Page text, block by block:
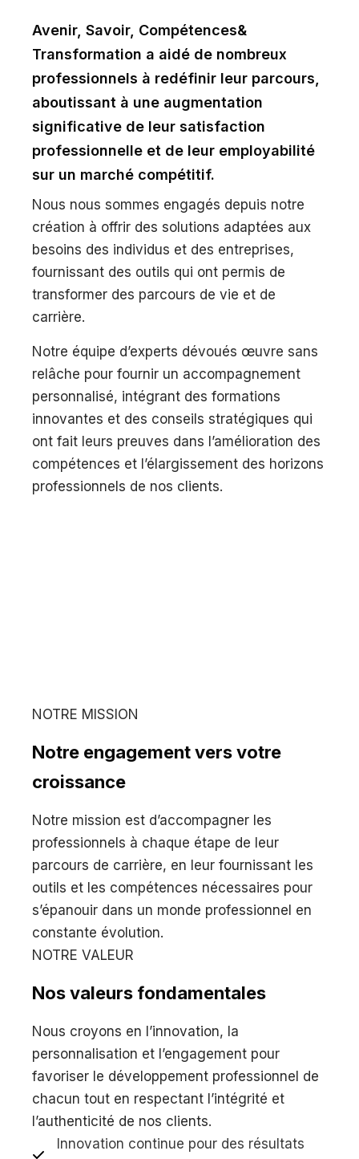
Avenir, Savoir, Compétences&
Transformation a aidé de nombreux
professionnels à redéfinir leur parcours,
aboutissant à une augmentation
significative de leur satisfaction
professionnelle et de leur employabilité
sur un marché compétitif.
Nous nous sommes engagés depuis notre
création à offrir des solutions adaptées aux
besoins des individus et des entreprises,
fournissant des outils qui ont permis de
transformer des parcours de vie et de
carrière.
Notre équipe d’experts dévoués œuvre sans
relâche pour fournir un accompagnement
personnalisé, intégrant des formations
innovantes et des conseils stratégiques qui
ont fait leurs preuves dans l’amélioration des
compétences et l’élargissement des horizons
professionnels de nos clients.
NOTRE MISSION
Notre engagement vers votre
croissance
Notre mission est d’accompagner les
professionnels à chaque étape de leur
parcours de carrière, en leur fournissant les
outils et les compétences nécessaires pour
s’épanouir dans un monde professionnel en
constante évolution.
NOTRE VALEUR
Nos valeurs fondamentales
Nous croyons en l’innovation, la
personnalisation et l’engagement pour
favoriser le développement professionnel de
chacun tout en respectant l’intégrité et
l’authenticité de nos clients.
Innovation continue pour des résultats